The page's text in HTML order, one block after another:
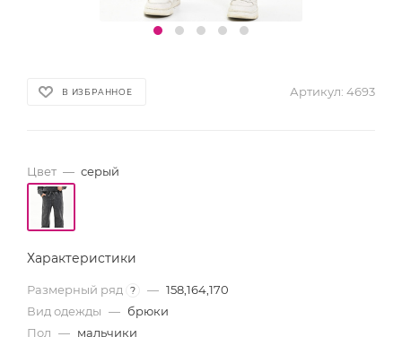
В ИЗБРАННОЕ Артикул: 4693
Цвет — серый
Характеристики
Размерный ряд ? — 158,164,170
Вид одежды — брюки
Пол — мальчики